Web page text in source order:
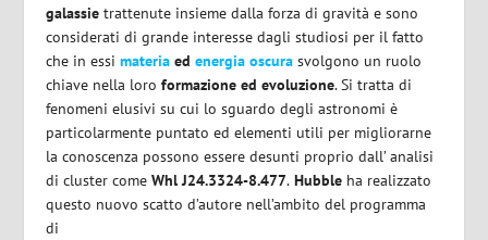
galassie trattenute insieme dalla forza di gravità e sono
considerati di grande interesse dagli studiosi per il fatto
che in essimateria edenergia oscura svolgono un ruolo
chiave nella loroformazione ed evoluzione. Si tratta di
fenomeni elusivi su cui lo sguardo degli astronomi è
particolarmente puntato ed elementi utili per migliorarne
la conoscenza possono essere desunti proprio dall’ analisi
di cluster comeWhl J24.3324-8.477. Hubble ha realizzato
questo nuovo scatto d’autore nell’ambito del programma
di